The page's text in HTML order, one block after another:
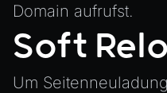
Domain aufrufst.
Soft
Um